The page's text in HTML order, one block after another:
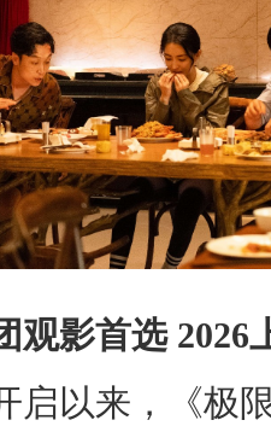
观影首选 2026
启以来，《极